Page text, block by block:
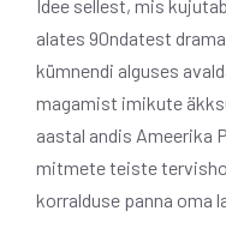
Idee sellest, mis
alates 90ndatest
kümnendi alguses
magamist imikute
aastal andis Ameerika
mitmete teiste
korralduse panna oma